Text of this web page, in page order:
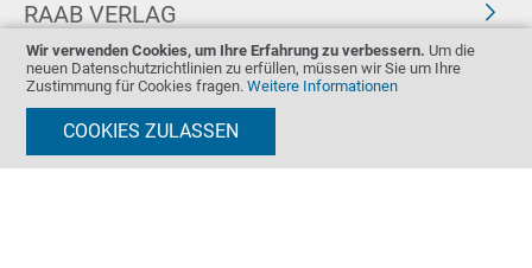
Wir verwenden Cookies, um Ihre Erfahrung zu verbessern. Um die
neuen Datenschutzrichtlinien zu erfüllen, müssen wir Sie um Ihre
Zustimmung für Cookies fragen. Weitere Informationen
COOKIES ZULASSEN
RAAB VERLAG
FOLGEN SIE UNS ZERTIFIKATE